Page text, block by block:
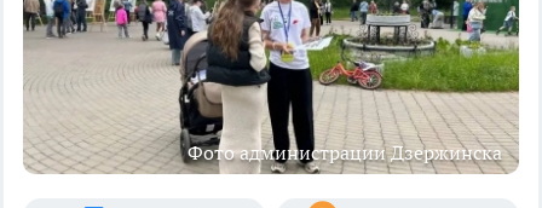
Фото администрации Дзержинска